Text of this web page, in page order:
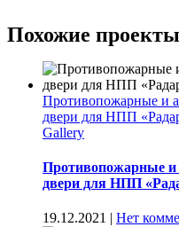
Похожие проекты
Противопожарные и
двери для НПП
Gallery
Противопожарные и
двери для НПП
19.12.2021 | Нет